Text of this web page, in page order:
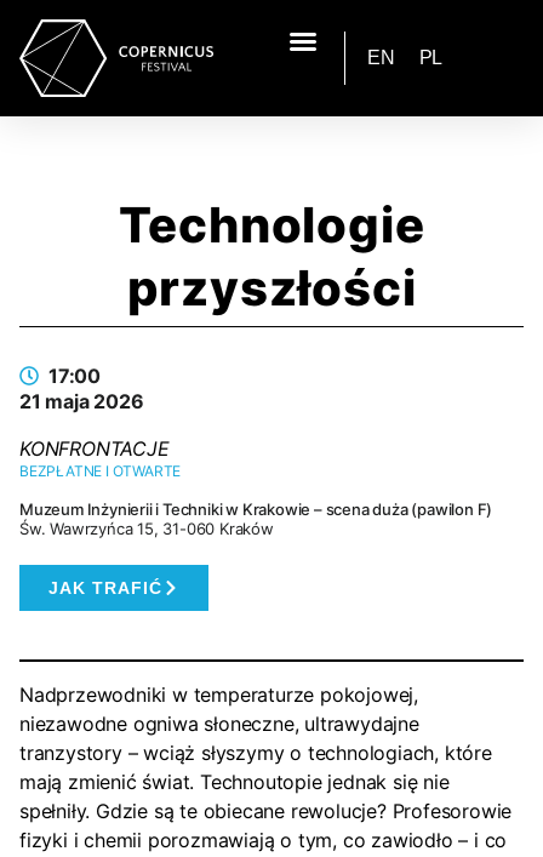
EN PL
Technologie
przyszłości
17:00
21 maja 2026
KONFRONTACJE
BEZPŁATNE I OTWARTE
Muzeum Inżynierii i Techniki w Krakowie – scena duża (pawilon F)
Św. Wawrzyńca 15, 31-060 Kraków
JAK TRAFIĆ
Nadprzewodniki w temperaturze pokojowej,
niezawodne ogniwa słoneczne, ultrawydajne
tranzystory – wciąż słyszymy o technologiach, które
mają zmienić świat. Technoutopie jednak się nie
spełniły. Gdzie są te obiecane rewolucje? Profesorowie
fizyki i chemii porozmawiają o tym, co zawiodło – i co